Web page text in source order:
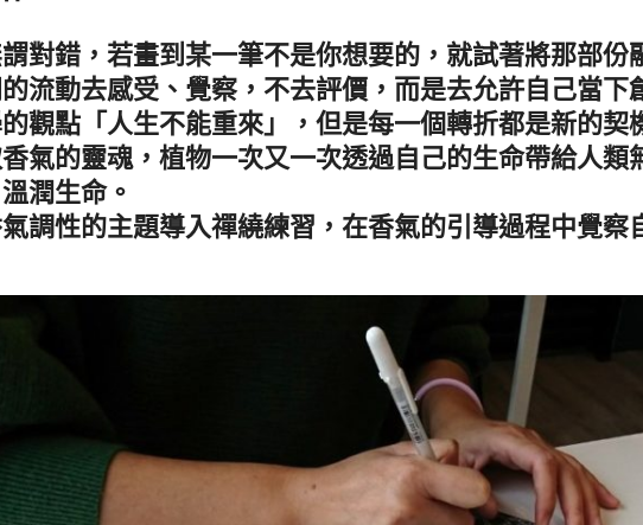
對錯，若畫到某一筆不是你想要的，就試著將那部
流動去感受、覺察，不去評價，而是去允許自己當下
觀點「人生不能重來」，但是每一個轉折都是新的
氣的靈魂，植物一次又一次透過自己的生命帶給人
潤生命。
調性的主題導入禪繞練習，在香氣的引導過程中覺